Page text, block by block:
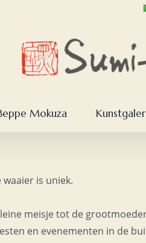
Mokuza
is uniek.
meisje tot de
en evenementen in de